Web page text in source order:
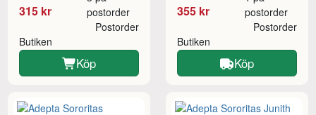
315 kr
postorder
Butiken
Postorder
Köp
355 kr
postorder
Butiken
Postorder
Köp